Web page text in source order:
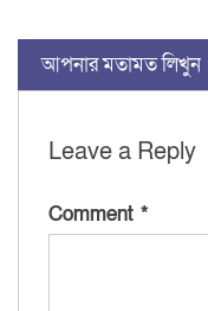
আপনার মতামত লিখুন
Leave a Reply
Comment *